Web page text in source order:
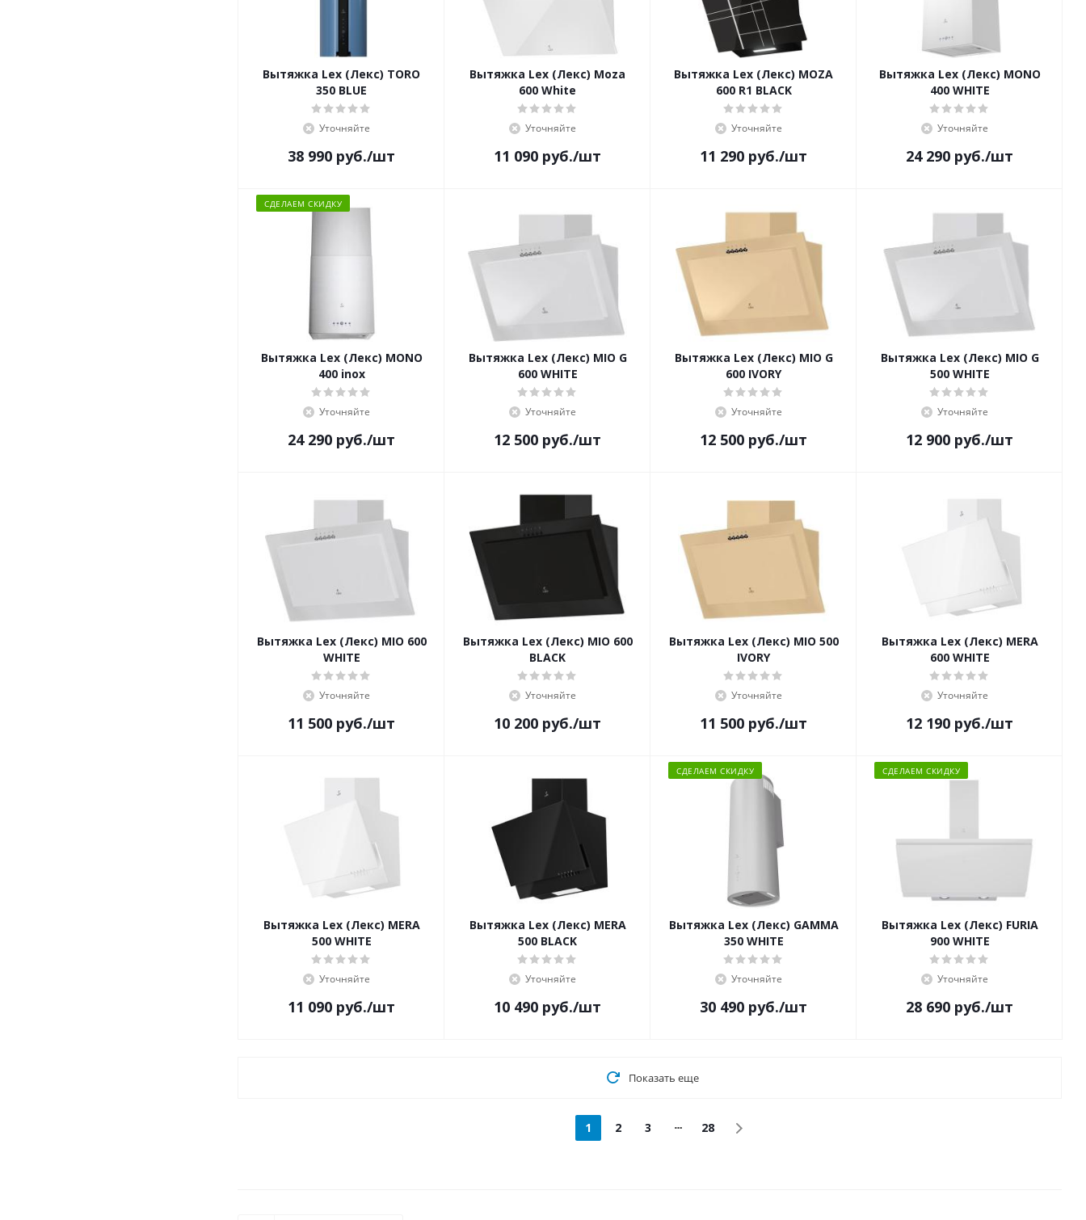
Вытяжка Lex (Лекс) TORO
350 BLUE
Уточняйте
38 990 руб./шт
Вытяжка Lex (Лекс) Moza
600 White
Уточняйте
11 090 руб./шт
Вытяжка Lex (Лекс) MOZA
600 R1 BLACK
Уточняйте
11 290 руб./шт
Вытяжка Lex (Лекс) MONO
400 WHITE
Уточняйте
24 290 руб./шт
СДЕЛАЕМ СКИДКУ
Вытяжка Lex (Лекс) MONO
400 inox
Уточняйте
24 290 руб./шт
Вытяжка Lex (Лекс) MIO G
600 WHITE
Уточняйте
12 500 руб./шт
Вытяжка Lex (Лекс) MIO G
600 IVORY
Уточняйте
12 500 руб./шт
Вытяжка Lex (Лекс) MIO G
500 WHITE
Уточняйте
12 900 руб./шт
Вытяжка Lex (Лекс) MIO 600
WHITE
Уточняйте
11 500 руб./шт
Вытяжка Lex (Лекс) MIO 600
BLACK
Уточняйте
10 200 руб./шт
Вытяжка Lex (Лекс) MIO 500
IVORY
Уточняйте
11 500 руб./шт
Вытяжка Lex (Лекс) MERA
600 WHITE
Уточняйте
12 190 руб./шт
Вытяжка Lex (Лекс) MERA
500 WHITE
Уточняйте
11 090 руб./шт
Вытяжка Lex (Лекс) MERA
500 BLACK
Уточняйте
10 490 руб./шт
СДЕЛАЕМ СКИДКУ
Вытяжка Lex (Лекс) GAMMA
350 WHITE
Уточняйте
30 490 руб./шт
СДЕЛАЕМ СКИДКУ
Вытяжка Lex (Лекс) FURIA
900 WHITE
Уточняйте
28 690 руб./шт
Показать еще
1 2 3 28